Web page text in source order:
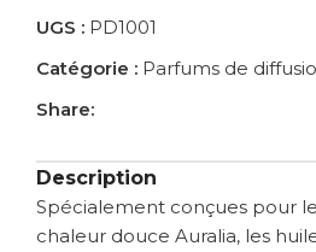
UGS : PD1001
Catégorie : Parfums de
Share:
Description
Spécialement conçues pour
chaleur douce Auralia, les